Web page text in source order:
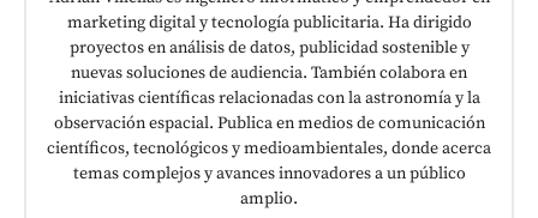
marketing digital y tecnología publicitaria. Ha dirigido
proyectos en análisis de datos, publicidad sostenible y
nuevas soluciones de audiencia. También colabora en
iniciativas científicas relacionadas con la astronomía y la
observación espacial. Publica en medios de comunicación
científicos, tecnológicos y medioambientales, donde acerca
temas complejos y avances innovadores a un público
amplio.